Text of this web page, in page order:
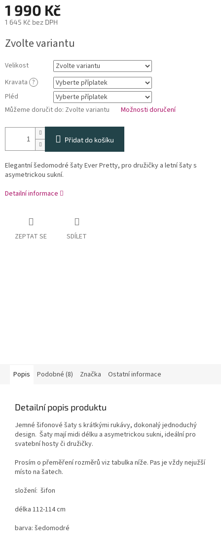
1 990 Kč
1 645 Kč bez DPH
cena:
Zvolte variantu
Velikost
Kravata ?
Pléd
Můžeme doručit do: Zvolte variantu Možnosti doručení
Přidat do košíku
Elegantní šedomodré šaty Ever Pretty, pro družičky a letní šaty s
asymetrickou sukní.
Detailní informace
ZEPTAT SE SDÍLET
Popis Podobné (8) Značka Ostatní informace
Detailní popis produktu
Jemné šifonové šaty s krátkými rukávy, dokonalý jednoduchý
design. Šaty mají midi délku a asymetrickou sukni, ideální pro
svatební hosty či družičky.
Prosím o přeměření rozměrů viz tabulka níže. Pas je vždy nejužší
místo na šatech.
složení: šifon
délka 112-114 cm
barva: šedomodré